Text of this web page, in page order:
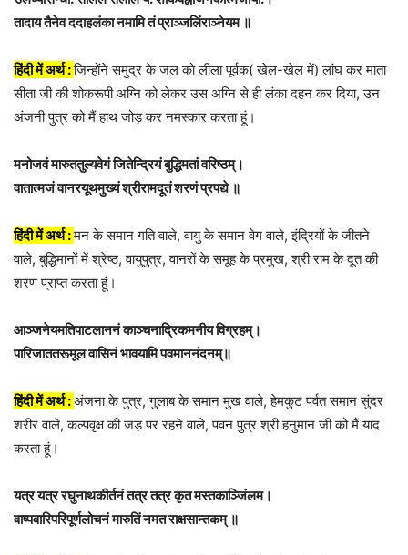
तादाय तैनेव ददाहलंका नमामि तं प्राञ्जलिंराञ्नेयम ॥
हिंदी में अर्थ :जिन्होंने समुद्र के जल को लीला पूर्वक( खेल-खेल में) लांघ कर माता
सीता जी की शोकरूपी अग्नि को लेकर उस अग्नि से ही लंका दहन कर दिया, उन
अंजनी पुत्र को मैं हाथ जोड़ कर नमस्कार करता हूं।
मनोजवं मारुततुल्यवेगं जितेन्द्रियं बुद्धिमतां वरिष्ठम्।
वातात्मजं वानरयूथमुख्यं श्रीरामदूतं शरणं प्रपद्ये ॥
हिंदी में अर्थ :मन के समान गति वाले, वायु के समान वेग वाले, इंद्रियों के जीतने
वाले, बुद्धिमानों में श्रेष्ठ, वायुपुत्र, वानरों के समूह के प्रमुख, श्री राम के दूत की
शरण प्राप्त करता हूं।
आञ्जनेयमतिपाटलाननं काञ्चनाद्रिकमनीय विग्रहम्।
पारिजाततरूमूल वासिनं भावयामि पवमाननंदनम्॥
हिंदी में अर्थ :अंजना के पुत्र, गुलाब के समान मुख वाले, हेमकुट पर्वत समान सुंदर
शरीर वाले, कल्पवृक्ष की जड़ पर रहने वाले, पवन पुत्र श्री हनुमान जी को मैं याद
करता हूं।
यत्र यत्र रघुनाथकीर्तनं तत्र तत्र कृत मस्तकाञ्जिंलम।
वाष्पवारिपरिपूर्णलोचनं मारुतिं नमत राक्षसान्तकम् ॥